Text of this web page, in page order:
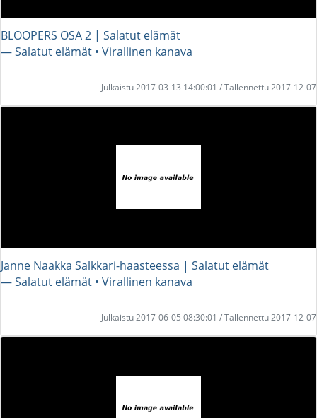
BLOOPERS OSA 2 | Salatut elämät
― Salatut elämät • Virallinen kanava
Julkaistu 2017-03-13 14:00:01 / Tallennettu 2017-12-07
Janne Naakka Salkkari-haasteessa | Salatut elämät
― Salatut elämät • Virallinen kanava
Julkaistu 2017-06-05 08:30:01 / Tallennettu 2017-12-07